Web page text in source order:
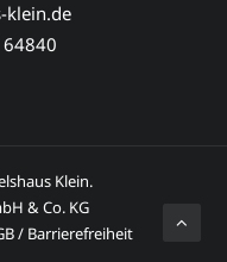
klein.de
Klein.
& Co. KG
/ Barrierefreiheit